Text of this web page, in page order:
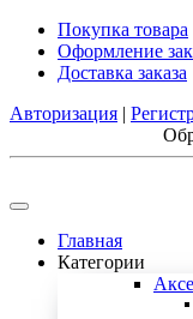
Покупка товара
Оформление
Доставка заказа
Авторизация |
Главная
Категории